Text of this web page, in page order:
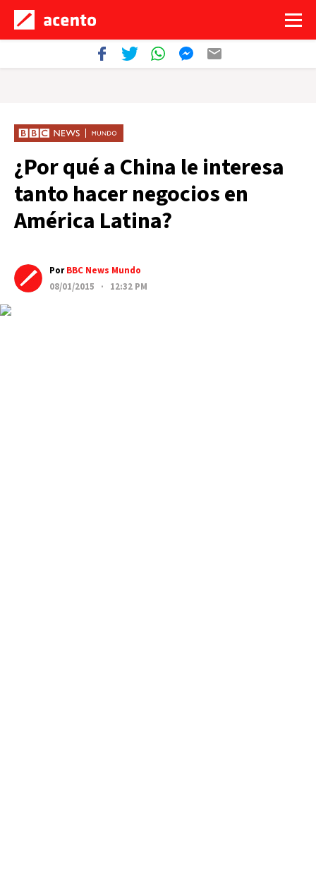
¿Por qué a China le interesa
tanto hacer negocios en
América Latina?
PorBBC News Mundo
08/01/2015 · 12:32 PM